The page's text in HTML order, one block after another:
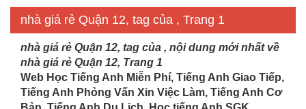
nhà giá rẻ Quận 12, tag của , Trang 1
nhà giá rẻ Quận 12, tag của , nội dung mới nhất về
nhà giá rẻ Quận 12, Trang 1
Web Học Tiếng Anh Miễn Phí, Tiếng Anh Giao Tiếp,
Tiếng Anh Phỏng Vấn Xin Việc Làm, Tiếng Anh Cơ